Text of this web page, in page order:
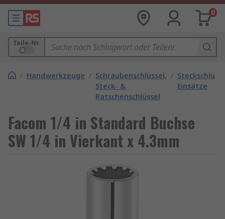
0
Teile-Nr.
/ Handwerkzeuge / Schraubenschlüssel,
Steck- &
Ratschenschlüssel
/
Einsätze
Facom 1/4 in Standard Buchse
SW 1/4 in Vierkant x 4.3mm